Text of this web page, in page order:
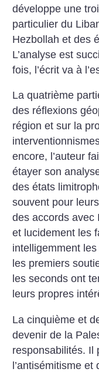
développe une
particulier du
Hezbollah et des
L’analyse est
fois, l’écrit va à
La quatrième
des réflexions
région et sur la
encore, l’auteur
étayer son
des états
souvent pour
des accords avec
et lucidement les
intelligemment
les premiers
les seconds ont
leurs propres
La cinquième et
devenir de la
responsabilités. Il
l’antisémitisme et